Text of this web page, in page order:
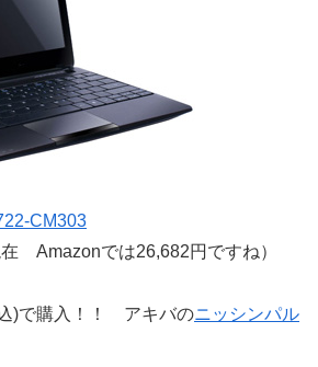
CM303
在 Amazonでは26,682円ですね）
)で購入！！ アキバのニッシンパル